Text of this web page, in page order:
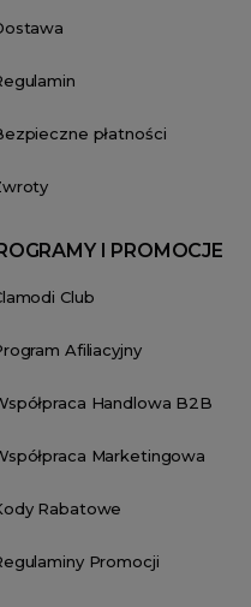
płatności
I PROMOCJE
Club
Afiliacyjny
Handlowa B2B
Marketingowa
Rabatowe
Promocji